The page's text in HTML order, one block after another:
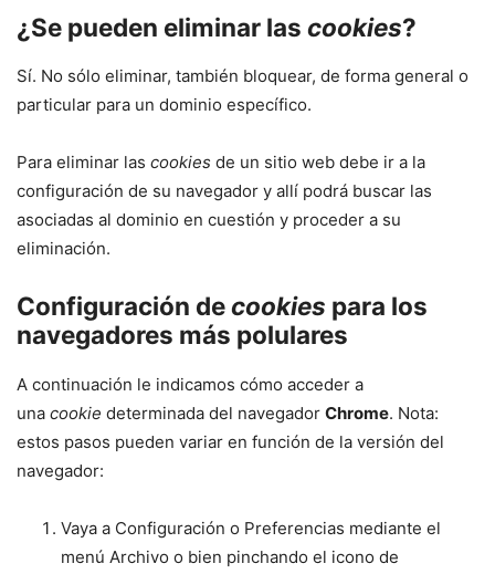
¿Se pueden eliminar las cookies?
Sí. No sólo eliminar, también bloquear, de forma general o
particular para un dominio específico.
Para eliminar las cookies de un sitio web debe ir a la
configuración de su navegador y allí podrá buscar las
asociadas al dominio en cuestión y proceder a su
eliminación.
Configuración decookies para los
navegadores más polulares
A continuación le indicamos cómo acceder a
una cookie determinada del navegador Chrome. Nota:
estos pasos pueden variar en función de la versión del
navegador:
Vaya a Configuración o Preferencias mediante el
menú Archivo o bien pinchando el icono de